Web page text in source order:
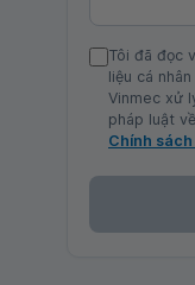
Tôi đã đọc
liệu cá
Vinmec xử
pháp luật
Chính sách